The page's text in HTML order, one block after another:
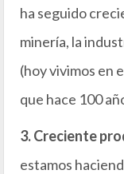
ha seguido
minería, la
(hoy vivimos en
que hace 100
3. Creciente
estamos